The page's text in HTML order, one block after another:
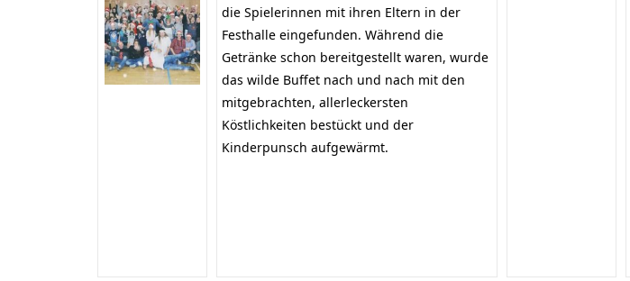
die Spielerinnen mit ihren Eltern in der
Festhalle eingefunden. Während die
Getränke schon bereitgestellt waren, wurde
das wilde Buffet nach und nach mit den
mitgebrachten, allerleckersten
Köstlichkeiten bestückt und der
Kinderpunsch aufgewärmt.